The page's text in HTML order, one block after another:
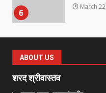
6
March
7
ABOUT US
शरद श्रीवास्तव